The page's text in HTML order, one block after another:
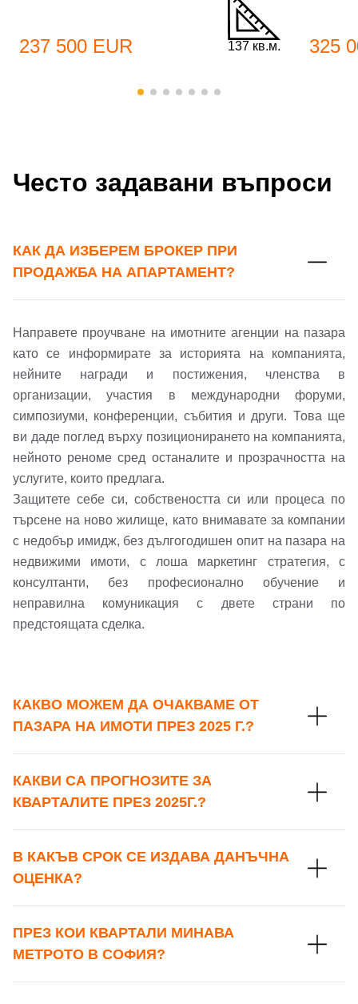
Регистрация
Вход като гост
или използвай профил
Вход с Google
Вход с Facebook
237 500 EUR 137 кв.м. 325
Често задавани въпроси
КАК ДА ИЗБЕРЕМ БРОКЕР ПРИ
ПРОДАЖБА НА АПАРТАМЕНТ?
Направете проучване на имотните агенции на пазара
като се информирате за историята на компанията,
нейните награди и постижения, членства в
организации, участия в международни форуми,
симпозиуми, конференции, събития и други. Това ще
ви даде поглед върху позиционирането на компанията,
нейното реноме сред останалите и прозрачността на
услугите, които предлага.
Защитете себе си, собствеността си или процеса по
търсене на ново жилище, като внимавате за компании
с недобър имидж, без дългогодишен опит на пазара на
недвижими имоти, с лоша маркетинг стратегия, с
консултанти, без професионално обучение и
неправилна комуникация с двете страни по
предстоящата сделка.
КАКВО МОЖЕМ ДА ОЧАКВАМЕ ОТ
ПАЗАРА НА ИМОТИ ПРЕЗ 2025 Г.?
КАКВИ СА ПРОГНОЗИТЕ ЗА
КВАРТАЛИТЕ ПРЕЗ 2025Г.?
В КАКЪВ СРОК СЕ ИЗДАВА ДАНЪЧНА
ОЦЕНКА?
ПРЕЗ КОИ КВАРТАЛИ МИНАВА
МЕТРОТО В СОФИЯ?
Телефон*
Заяви оглед